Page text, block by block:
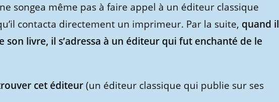
songea même pas à faire appel à un éditeur classique
contacta directement un imprimeur. Par la suite, quand il
livre, il s’adressa à un éditeur qui fut enchanté de le
cet éditeur(un éditeur classique qui publie sur ses